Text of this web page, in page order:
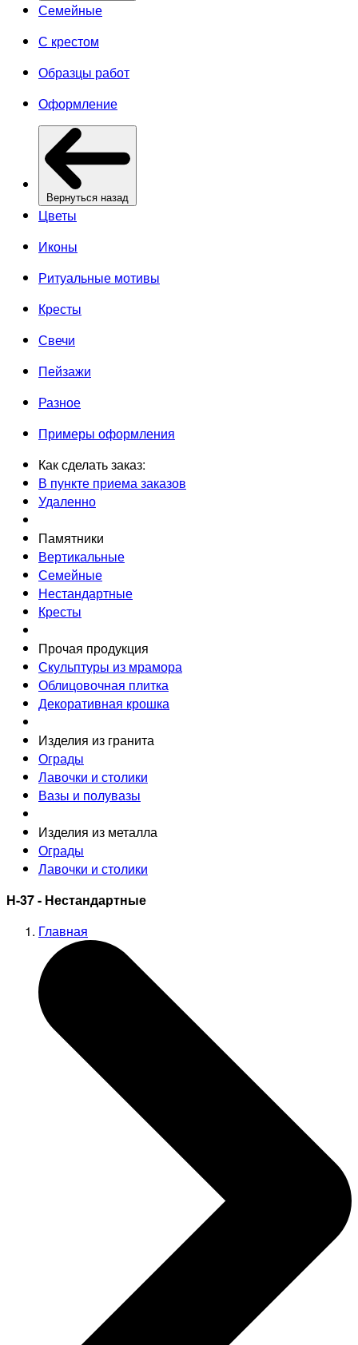
Семейные
С крестом
Образцы работ
Оформление
Вернуться назад
Цветы
Иконы
Ритуальные мотивы
Кресты
Свечи
Пейзажи
Разное
Примеры оформления
Как сделать заказ:
В пункте приема заказов
Удаленно
Памятники
Вертикальные
Семейные
Нестандартные
Кресты
Прочая продукция
Скульптуры из мрамора
Облицовочная плитка
Декоративная крошка
Изделия из гранита
Ограды
Лавочки и столики
Вазы и полувазы
Изделия из металла
Ограды
Лавочки и столики
Н-37 - Нестандартные
Главная